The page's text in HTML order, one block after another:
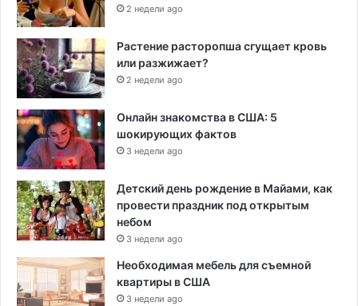
2 недели ago
Растение расторопша сгущает кровь
или разжижает?
2 недели ago
Онлайн знакомства в США: 5
шокирующих фактов
3 недели ago
Детский день рождение в Майами, как
провести праздник под открытым
небом
3 недели ago
Необходимая мебель для съемной
квартиры в США
3 недели ago